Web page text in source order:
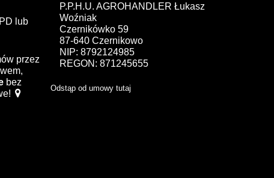
lub
przez
bez
P.P.H.U. AGROHANDLER Łukasz
Woźniak
Czernikówko 59
87-640 Czernikowo
NIP: 8792124985
REGON: 871245655
Odstąp od umowy tutaj